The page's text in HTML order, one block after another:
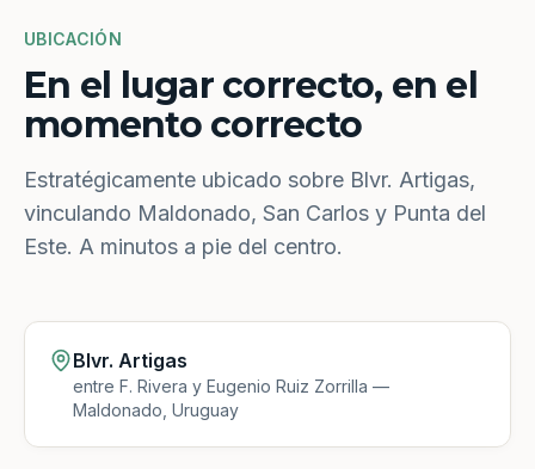
UBICACIÓN
En el lugar correcto, en el
momento correcto
Estratégicamente ubicado sobre Blvr. Artigas,
vinculando Maldonado, San Carlos y Punta del
Este. A minutos a pie del centro.
Blvr. Artigas
entre F. Rivera y Eugenio Ruiz Zorrilla —
Maldonado, Uruguay